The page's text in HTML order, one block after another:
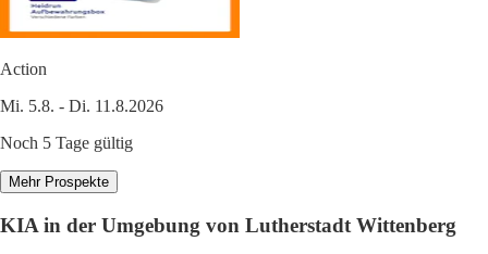
Action
Mi. 5.8. - Di. 11.8.2026
Noch 5 Tage gültig
Mehr Prospekte
KIA in der Umgebung von Lutherstadt Wittenberg